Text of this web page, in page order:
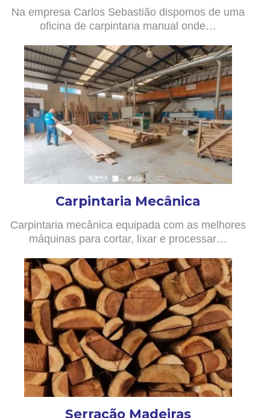
Na empresa Carlos Sebastião dispomos de uma
oficina de carpintaria manual onde…
Carpintaria Mecânica
Carpintaria mecânica equipada com as melhores
máquinas para cortar, lixar e processar…
Serração Madeiras